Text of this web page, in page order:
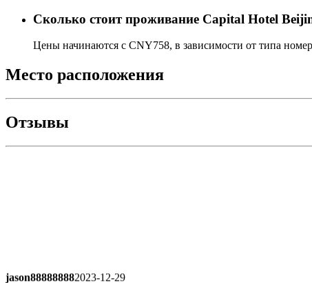
Сколько стоит проживаниe Capital Hotel
Цены начинаются с CNY758, в зависимости от типа
Место расположения
Отзывы